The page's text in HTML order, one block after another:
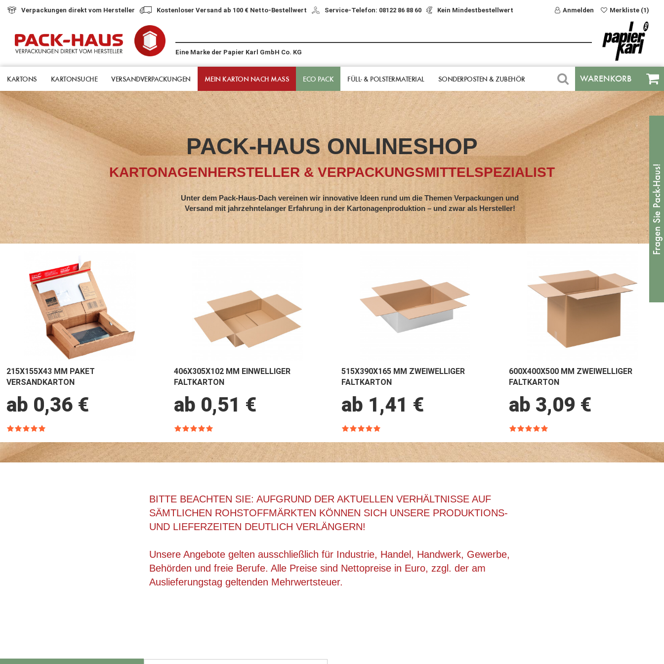
Verpackungen direkt vom Hersteller Kostenloser Versand ab 100 € Netto-Bestellwert Service-Telefon: 08122 86 88 60 Kein Mindestbestellwert Anmelden Merkliste (1)
Eine Marke der Papier Karl GmbH Co. KG
KARTONS KARTONSUCHE VERSANDVERPACKUNGEN MEIN KARTON NACH MASS ECO PACK FÜLL- & POLSTER­MATERIAL SONDERPOSTEN & ZUBEHÖR WARENKORB
PACK-HAUS ONLINESHOP
KARTONAGENHERSTELLER & VERPACKUNGSMITTELSPEZIALIST
Unter dem Pack-Haus-Dach vereinen wir innovative Ideen rund um die Themen Verpackungen und
Versand mit jahrzehntelanger Erfahrung in der Kartonagenproduktion – und zwar als Hersteller!
215X155X43 MM PAKET
VERSANDKARTON
ab 0,36 €
406X305X102 MM EINWELLIGER
FALTKARTON
ab 0,51 €
515X390X165 MM ZWEIWELLIGER
FALTKARTON
ab 1,41 €
600X400X500 MM ZWEIWELLIGER
FALTKARTON
ab 3,09 €
BITTE BEACHTEN SIE: AUFGRUND DER AKTUELLEN VERHÄLTNISSE AUF
SÄMTLICHEN ROHSTOFFMÄRKTEN KÖNNEN SICH UNSERE PRODUKTIONS-
UND LIEFERZEITEN DEUTLICH VERLÄNGERN!
Unsere Angebote gelten ausschließlich für Industrie, Handel, Handwerk, Gewerbe,
Behörden und freie Berufe. Alle Preise sind Nettopreise in Euro, zzgl. der am
Auslieferungstag geltenden Mehrwertsteuer.